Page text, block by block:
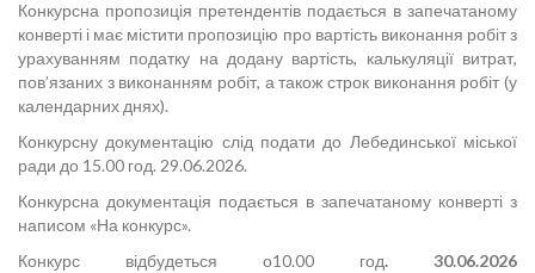
Конкурсна пропозиція претендентів подається в запечатаному
конверті і має містити пропозицію про вартість виконання робіт з
урахуванням податку на додану вартість, калькуляції витрат,
пов’язаних з виконанням робіт, а також строк виконання робіт (у
календарних днях).
Конкурсну документацію слід подати до Лебединської міської
ради до 15.00 год. 29.06.2026.
Конкурсна документація подається в запечатаному конверті з
написом «На конкурс».
Конкурс відбудеться о10.00 год. 30.06.2026